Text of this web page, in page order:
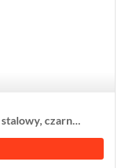
czarn...